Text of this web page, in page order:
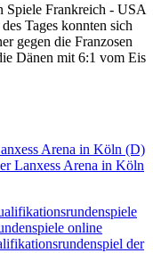
Spiele Frankreich - USA
Tages konnten sich
gegen die Franzosen
Dänen mit 6:1 vom Eis
Arena in Köln (D)
Lanxess Arena in Köln
online
der